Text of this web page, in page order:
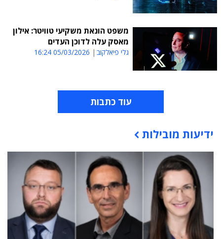
משפט הונאת משקיעי טוויטר: אילון
מאסק עלה לדוכן העדים
גלי פיאלקוב 05/03/2026 16:24
עוד כתבות
תוכן פרסומי
ידיעות מובילות